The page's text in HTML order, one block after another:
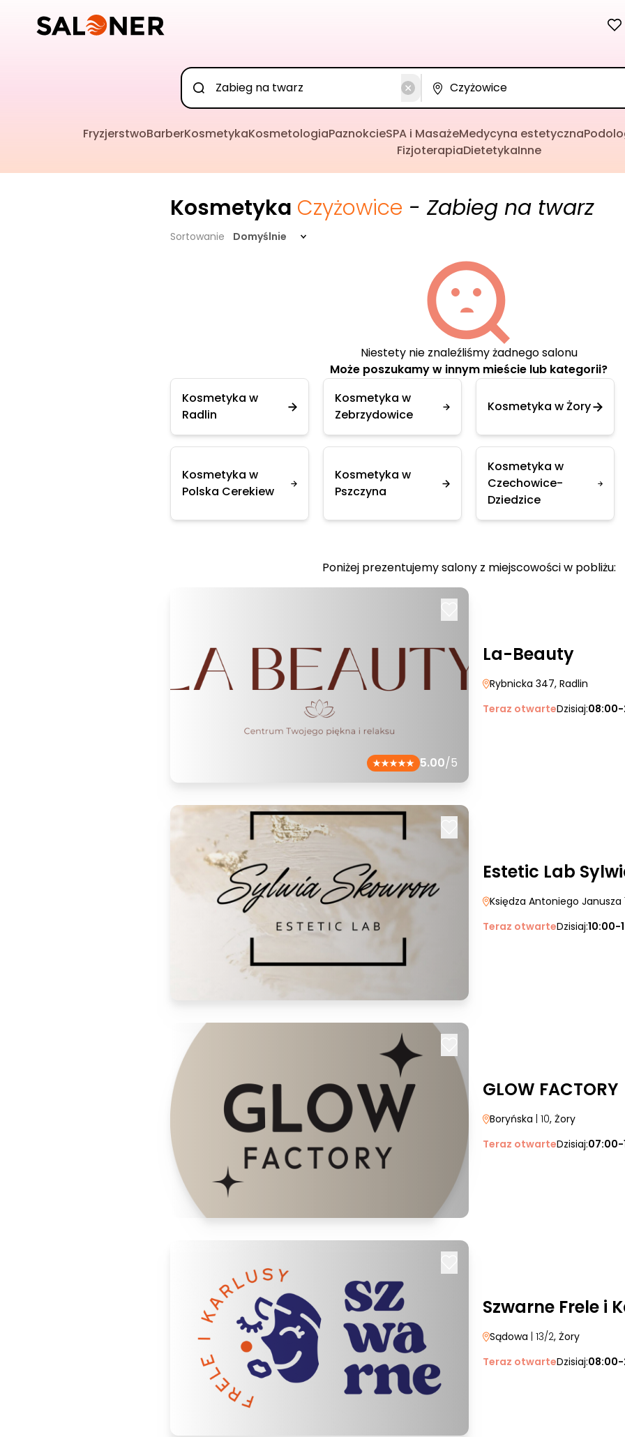
FryzjerstwoBarberKosmetykaKosmetologiaPaznokcieSPA i MasażeMedycyna estetyczna
FizjoterapiaDietetykaInne
Kosmetyka Czyżowice - Zabieg na twarz
Sortowanie Domyślnie
Niestety nie znaleźliśmy żadnego salonu
Może poszukamy w innym mieście lub kategorii?
Kosmetyka w
Radlin
Kosmetyka w
Zebrzydowice
Kosmetyka w Żory
Kosmetyka w
Polska Cerekiew
Kosmetyka w
Pszczyna
Kosmetyka w
Czechowice-
Dziedzice
Poniżej prezentujemy salony z miejscowości w pobliżu:
5.00/5
La-Beauty
Rybnicka 347, Radlin
Teraz otwarteDzisiaj:08:00-
Estetic Lab
Księdza Antoniego Janusza
Teraz otwarteDzisiaj:10:00-
GLOW FACTORY
Boryńska | 10, Żory
Teraz otwarteDzisiaj:07:00-
Szwarne Frele i
Sądowa | 13/2, Żory
Teraz otwarteDzisiaj: